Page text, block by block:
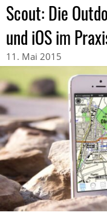
Scout: Die
und iOS im
11. Mai 2015